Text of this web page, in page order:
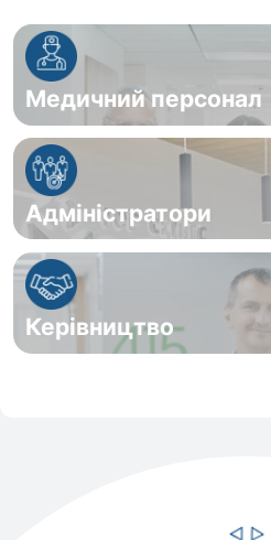
Медичний персонал
Адміністратори
Керівництво